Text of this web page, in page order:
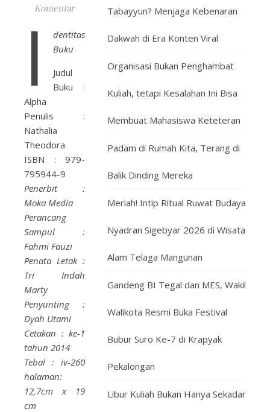
Komentar
I
dentitas
Buku
Judul
Buku :
Alpha
Penulis :
Nathalia
Theodora
ISBN : 979-
795944-9
Penerbit :
Moka Media
Perancang
Sampul :
Fahmi Fauzi
Penata Letak :
Tri Indah
Marty
Penyunting :
Dyah Utami
Cetakan : ke-1
tahun 2014
Tebal : iv-260
halaman:
12,7cm x 19
cm
Tabayyun? Menjaga Kebenaran
Dakwah di Era Konten Viral
Organisasi Bukan Penghambat
Kuliah, tetapi Kesalahan Ini Bisa
Membuat Mahasiswa Keteteran
Padam di Rumah Kita, Terang di
Balik Dinding Mereka
Meriah! Intip Ritual Ruwat Budaya
Nyadran Sigebyar 2026 di Wisata
Alam Telaga Mangunan
Gandeng BI Tegal dan MES, Wakil
Walikota Resmi Buka Festival
Bubur Suro Ke-7 di Krapyak
Pekalongan
Libur Kuliah Bukan Hanya Sekadar